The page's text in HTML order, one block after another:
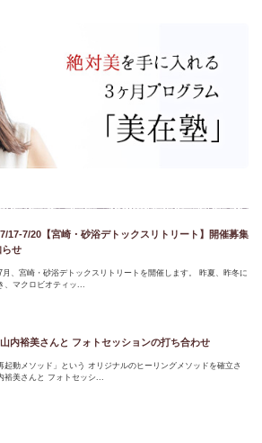
7/17-7/20【宮崎・砂浴デトックスリトリート】開催募集
らせ
月、宮崎・砂浴デトックスリトリートを開催します。 昨夏、昨冬に
、マクロビオティッ...
山内裕美さんと フォトセッションの打ち合わせ
起動メソッド」という オリジナルのヒーリングメソッドを確立さ
裕美さんと フォトセッシ...